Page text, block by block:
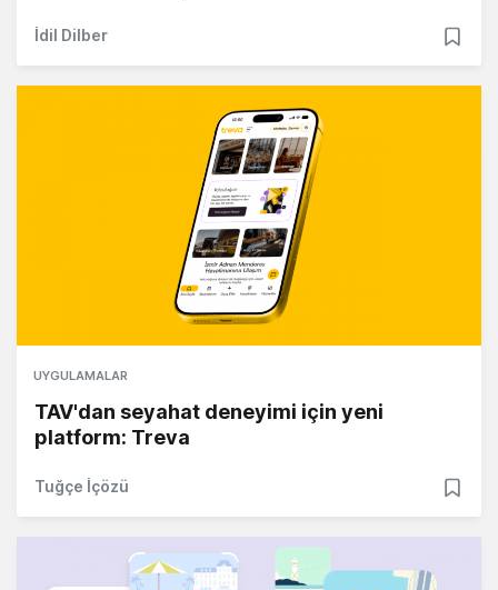
İdil Dilber
UYGULAMALAR
TAV'dan seyahat deneyimi için yeni
platform: Treva
Tuğçe İçözü